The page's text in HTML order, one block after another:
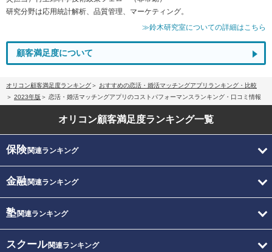
研究分野は応用統計解析、品質管理、マーケティング。
≫鈴木研究室についての詳細はこちら
顧客満足度について
オリコン顧客満足度ランキング
おすすめの恋活・婚活マッチングアプリランキング・比較
2023年版
恋活・婚活マッチングアプリのコストパフォーマンスランキング・口コミ情報
オリコン顧客満足度ランキング一覧
保険関連ランキング
金融関連ランキング
塾関連ランキング
スクール関連ランキング